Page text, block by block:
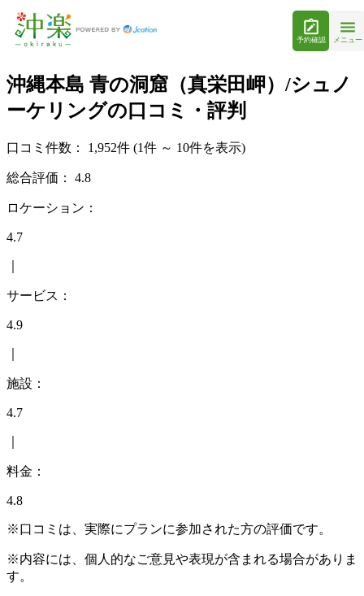
予約確認 メニュー
沖縄本島 青の洞窟（真栄田岬）/シュノ
ーケリングの口コミ・評判
口コミ件数： 1,952件 (1件 ～ 10件を表示)
総合評価： 4.8
ロケーション：
4.7
サービス：
4.9
施設：
4.7
料金：
4.8
※口コミは、実際にプランに参加された方の評価です。
※内容には、個人的なご意見や表現が含まれる場合がありま
す。